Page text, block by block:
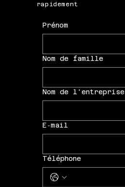
rapidement
Prénom
Nom de famille
Nom de l'entreprise
E‑mail
Téléphone